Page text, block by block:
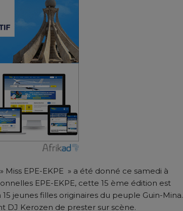
EPE-EKPE » a été donné ce samedi à
EPE-EKPE, cette 15 ème édition est
jeunes filles originaires du peuple Guin-Mina.
DJ Kerozen de prester sur scène.